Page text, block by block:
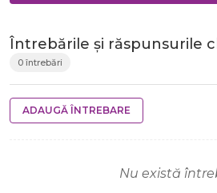
Întrebările și răspunsurile
0 întrebări
ADAUGĂ ÎNTREBARE
Nu există